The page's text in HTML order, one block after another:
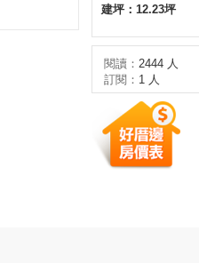
建坪：12.23坪
閱讀： 2444 人
訂閱： 1 人